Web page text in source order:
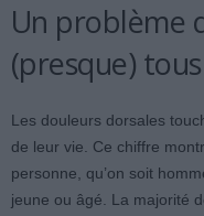
Un problème
(presque) tous
Les douleurs dorsales
de leur vie. Ce chiffre
personne, qu’on soit
jeune ou âgé. La majorité